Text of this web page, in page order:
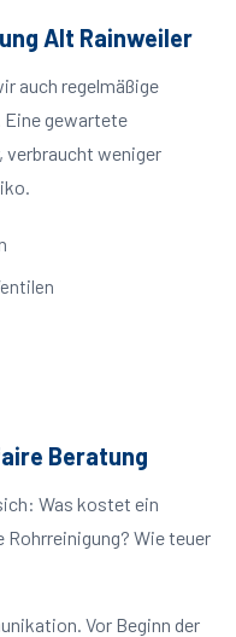
Alt Rainweiler
auch regelmäßige
Eine gewartete
verbraucht weniger
Beratung
Was kostet ein
Wie teuer
Vor Beginn der